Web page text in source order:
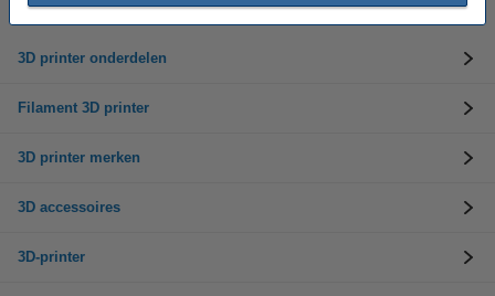
3D printer onderdelen
Filament 3D printer
3D printer merken
3D accessoires
3D-printer